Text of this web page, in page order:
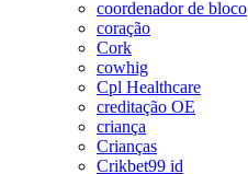
coordenador de bloco
coração
Cork
cowhig
Cpl Healthcare
creditação OE
criança
Crianças
Crikbet99 id